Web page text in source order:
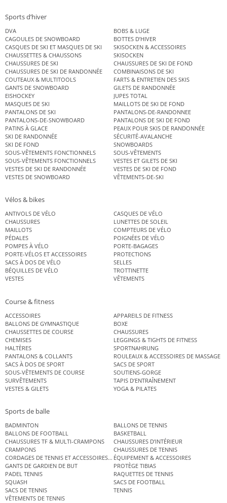
Sports d’hiver
DVA
BOBS & LUGE
CAGOULES DE SNOWBOARD
BOTTES D’HIVER
CASQUES DE SKI ET MASQUES DE SKI
SKISOCKEN & ACCESSOIRES
CHAUSSETTES & CHAUSSONS
SKISOCKEN
CHAUSSURES DE SKI
CHAUSSURES DE SKI DE FOND
CHAUSSURES DE SKI DE RANDONNÉE
COMBINAISONS DE SKI
COUTEAUX & MULTITOOLS
FARTS & ENTRETIEN DES SKIS
GANTS DE SNOWBOARD
GILETS DE RANDONNÉE
EISHOCKEY
JUPES TOTAL
MASQUES DE SKI
MAILLOTS DE SKI DE FOND
PANTALONS DE SKI
PANTALONS-DE-RANDONNEE
PANTALONS-DE-SNOWBOARD
PANTALONS DE SKI DE FOND
PATINS À GLACE
PEAUX POUR SKIS DE RANDONNÉE
SKI DE RANDONNÉE
SÉCURITÉ-AVALANCHE
SKI DE FOND
SNOWBOARDS
SOUS-VÊTEMENTS FONCTIONNELS
SOUS-VÊTEMENTS
SOUS-VÊTEMENTS FONCTIONNELS
VESTES ET GILETS DE SKI
VESTES DE SKI DE RANDONNÉE
VESTES DE SKI DE FOND
VESTES DE SNOWBOARD
VÊTEMENTS-DE-SKI
Vélos & bikes
ANTIVOLS DE VÉLO
CASQUES DE VÉLO
CHAUSSURES
LUNETTES DE SOLEIL
MAILLOTS
COMPTEURS DE VÉLO
PÉDALES
POIGNÉES DE VÉLO
POMPES À VÉLO
PORTE-BAGAGES
PORTE-VÉLOS ET ACCESSOIRES
PROTECTIONS
SACS À DOS DE VÉLO
SELLES
BÉQUILLES DE VÉLO
TROTTINETTE
VESTES
VÊTEMENTS
Course & fitness
ACCESSOIRES
APPAREILS DE FITNESS
BALLONS DE GYMNASTIQUE
BOXE
CHAUSSETTES DE COURSE
CHAUSSURES
CHEMISES
LEGGINGS & TIGHTS DE FITNESS
HALTÈRES
SPORTNAHRUNG
PANTALONS & COLLANTS
ROULEAUX & ACCESSOIRES DE MASSAGE
SACS À DOS DE SPORT
SACS DE SPORT
SOUS-VÊTEMENTS DE COURSE
SOUTIENS-GORGE
SURVÊTEMENTS
TAPIS D’ENTRAÎNEMENT
VESTES & GILETS
YOGA & PILATES
Sports de balle
BADMINTON
BALLONS DE TENNIS
BALLONS DE FOOTBALL
BASKETBALL
CHAUSSURES TF & MULTI-CRAMPONS
CHAUSSURES D’INTÉRIEUR
CRAMPONS
CHAUSSURES DE TENNIS
CORDAGES DE TENNIS ET ACCESSOIRES DE TENNISÉQUIPEMENT & ACCESSOIRES
GANTS DE GARDIEN DE BUT
PROTÈGE TIBIAS
PADEL TENNIS
RAQUETTES DE TENNIS
SQUASH
SACS DE FOOTBALL
SACS DE TENNIS
TENNIS
VÊTEMENTS DE TENNIS